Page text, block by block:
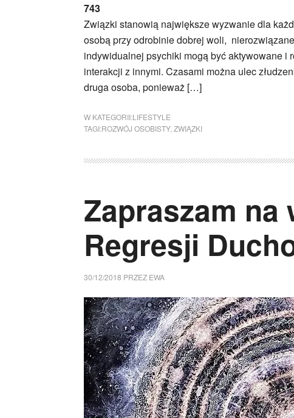
743
Związki stanowią największe wyzwanie dla
osobą przy odrobinie dobrej woli,
indywidualnej psychiki mogą być aktywowane
interakcji z innymi. Czasami można ulec
druga osoba, ponieważ […]
W KATEGORII:LIFESTYLE
TAGI:ROZWÓJ OSOBISTY, ZWIĄZKI
Zapraszam na
Regresji
30/12/2018 PRZEZ EWA